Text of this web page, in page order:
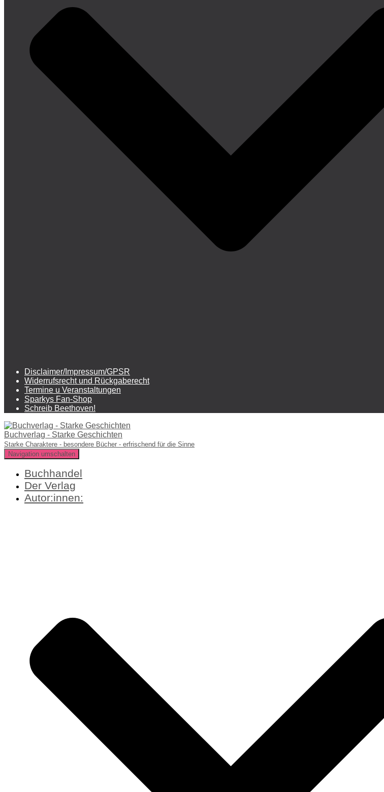
Disclaimer/Impressum/GPSR
Widerrufsrecht und Rückgaberecht
Termine u Veranstaltungen
Sparkys Fan-Shop
Schreib Beethoven!
Buchverlag - Starke Geschichten
Starke Charaktere - besondere Bücher - erfrischend für die Sinne
Navigation umschalten
Buchhandel
Der Verlag
Autor:innen: